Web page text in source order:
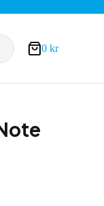
Varukorg
0 kr